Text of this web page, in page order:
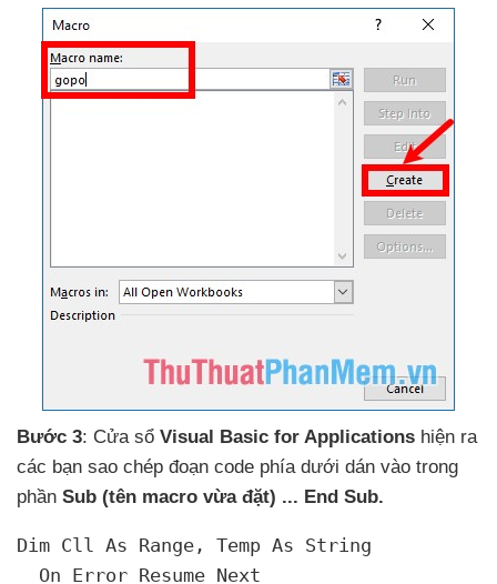
Bước 3: Cửa sổ Visual Basic for Applications hiện ra
các bạn sao chép đoạn code phía dưới dán vào trong
phần Sub (tên macro vừa đặt) ... End Sub.
Dim Cll As Range , Temp As String
  On Error Resume Next